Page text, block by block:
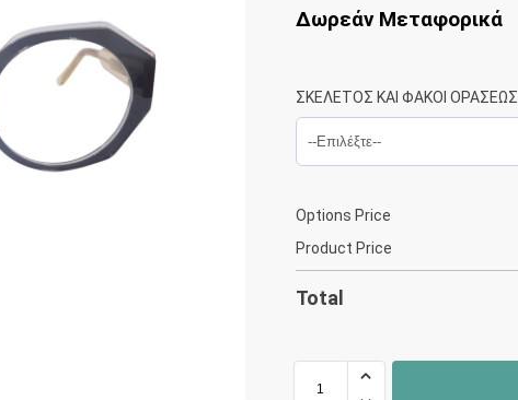
Δωρεάν Μεταφορικά
ΣΚΕΛΕΤΟΣ ΚΑΙ ΦΑΚΟΙ ΟΡΑΣΕΩΣ
Options Price
Product Price
Total